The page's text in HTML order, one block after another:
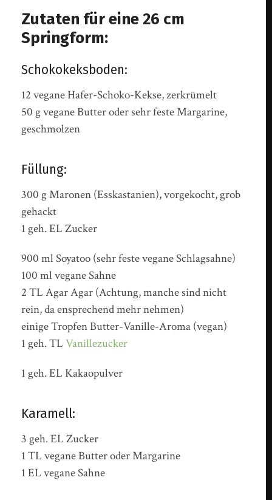
Zutaten für eine 26 cm
Springform:
Schokokeksboden:
12 vegane Hafer-Schoko-Kekse, zerkrümelt
50 g vegane Butter oder sehr feste Margarine,
geschmolzen
Füllung:
300 g Maronen (Esskastanien), vorgekocht, grob
gehackt
1 geh. EL Zucker
900 ml Soyatoo (sehr feste vegane Schlagsahne)
100 ml vegane Sahne
2 TL Agar Agar (Achtung, manche sind nicht
rein, da ensprechend mehr nehmen)
einige Tropfen Butter-Vanille-Aroma (vegan)
1 geh. TLVanillezucker
1 geh. EL Kakaopulver
Karamell:
3 geh. EL Zucker
1 TL vegane Butter oder Margarine
1 EL vegane Sahne